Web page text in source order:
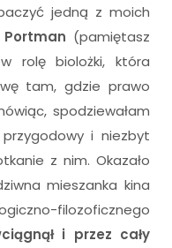
jedną z moich
(pamiętasz
rolę biolożki, która
tam, gdzie prawo
spodziewałam
i niezbyt
z nim. Okazało
mieszanka kina
filozoficznego
i przez cały